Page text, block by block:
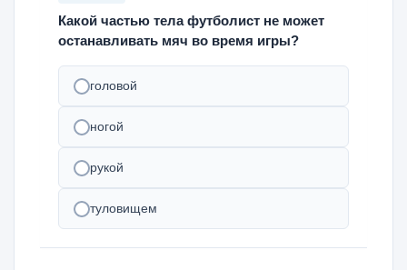
Какой частью тела футболист не может
останавливать мяч во время игры?
головой
ногой
рукой
туловищем